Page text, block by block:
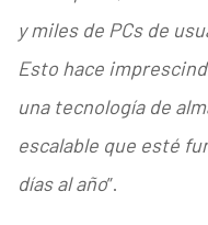
y miles de PCs de
Esto hace
una tecnología de
escalable que esté
días al año”.